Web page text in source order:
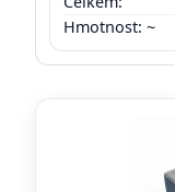
Hmotnost: ~